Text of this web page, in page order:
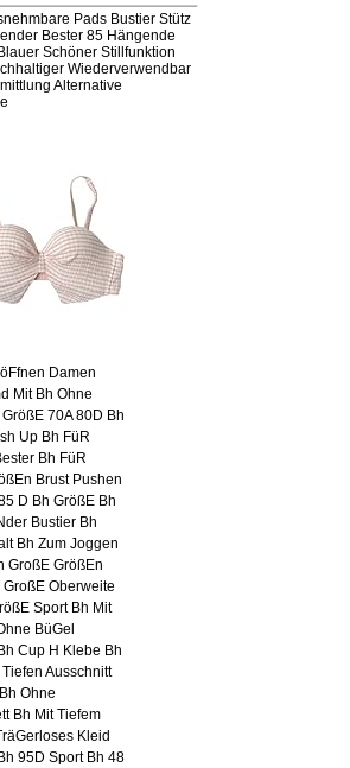
Pads Bustier Stütz
Bester 85 Hängende
Schöner Stillfunktion
Wiederverwendbar
Alternative
Damen
Mit Bh Ohne
70A 80D Bh
Up Bh FüR
Bh FüR
Brust Pushen
D Bh GrößE Bh
Bustier Bh
Bh Zum Joggen
GroßE GrößEn
Oberweite
Sport Bh Mit
BüGel
Cup H Klebe Bh
Ausschnitt
Ohne
Bh Mit Tiefem
Kleid
95D Sport Bh 48